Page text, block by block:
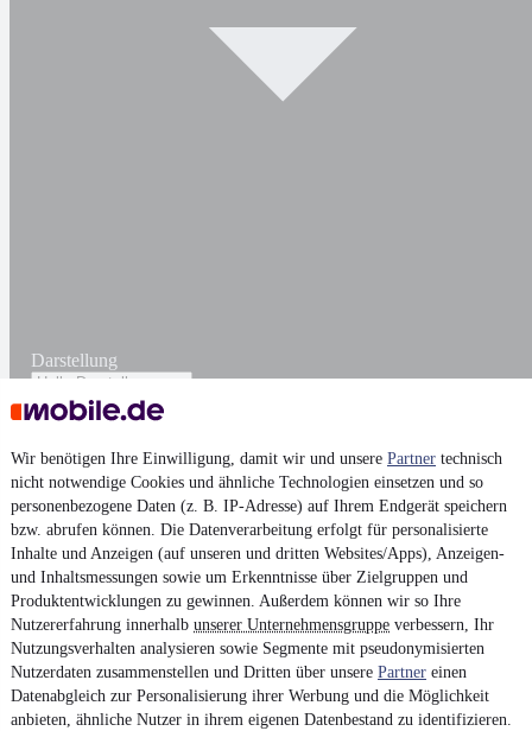
Wir benötigen Ihre Einwilligung, damit wir und unsere Partner technisch
nicht notwendige Cookies und ähnliche Technologien einsetzen und so
personenbezogene Daten (z. B. IP-Adresse) auf Ihrem Endgerät speichern
bzw. abrufen können. Die Datenverarbeitung erfolgt für personalisierte
Inhalte und Anzeigen (auf unseren und dritten Websites/Apps), Anzeigen-
und Inhaltsmessungen sowie um Erkenntnisse über Zielgruppen und
Produktentwicklungen zu gewinnen. Außerdem können wir so Ihre
Nutzererfahrung innerhalb unserer Unternehmensgruppe verbessern, Ihr
Nutzungsverhalten analysieren sowie Segmente mit pseudonymisierten
Nutzerdaten zusammenstellen und Dritten über unsere Partner einen
Datenabgleich zur Personalisierung ihrer Werbung und die Möglichkeit
anbieten, ähnliche Nutzer in ihrem eigenen Datenbestand zu identifizieren.
Darstellung